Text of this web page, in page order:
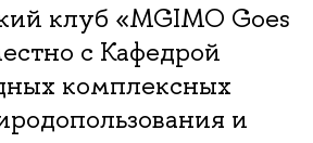
клуб «MGIMO Goes
с Кафедрой
комплексных
и